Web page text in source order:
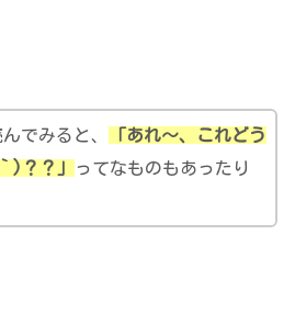
でみると、
「あれ～、これどう
？？」
ってなものもあったり